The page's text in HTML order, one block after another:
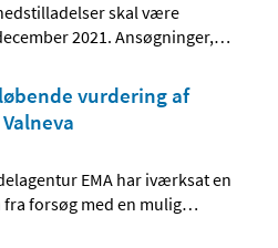
skal være
2021. Ansøgninger,…
vurdering af
EMA har iværksat en
forsøg med en mulig…